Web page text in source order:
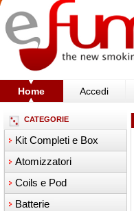
Home Accedi
CATEGORIE
Kit Completi e Box
Atomizzatori
Coils e Pod
Batterie